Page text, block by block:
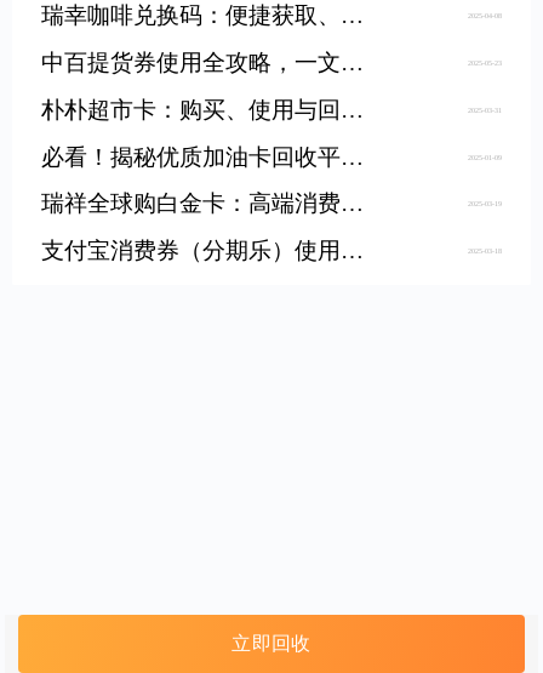
瑞幸咖啡兑换码：便捷获取、使用与高效回收指南 2025-04-08
中百提货券使用全攻略，一文带你吃透！ 2025-05-23
朴朴超市卡：购买、使用与回收全攻略 2025-03-31
必看！揭秘优质加油卡回收平台，让你的油卡“不闲置” 2025-01-09
瑞祥全球购白金卡：高端消费卡的使用与回收指南 2025-03-19
支付宝消费券（分期乐）使用与回收指南 2025-03-18
立即回收